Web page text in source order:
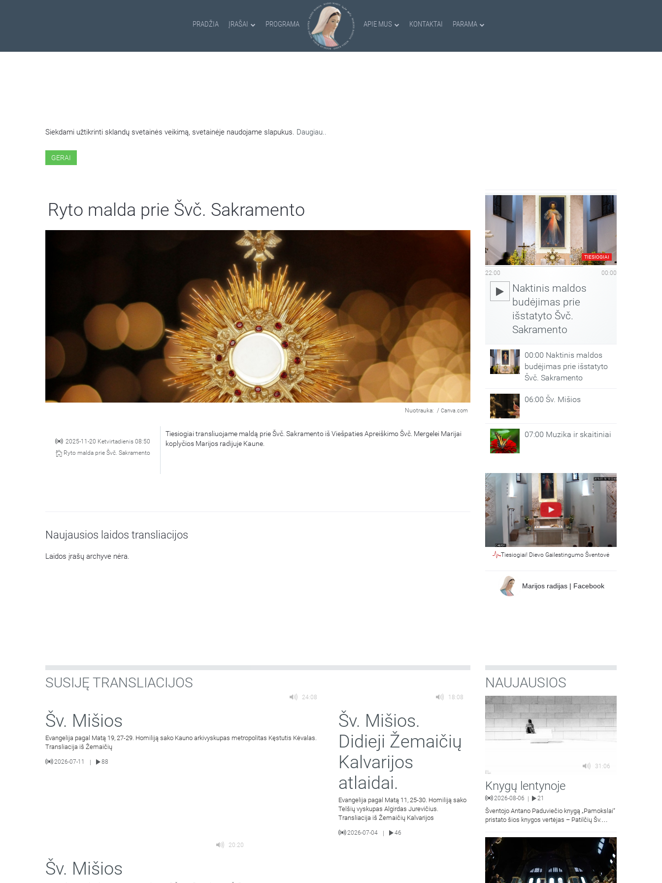
PRADŽIA ĮRAŠAI PROGRAMA APIE MUS KONTAKTAI PARAMA
Siekdami užtikrinti sklandų svetainės veikimą, svetainėje naudojame slapukus. Daugiau..
GERAI
Ryto malda prie Švč. Sakramento
Nuotrauka: / Canva.com
2025-11-20 Ketvirtadienis 08:50
Ryto malda prie Švč. Sakramento
Tiesiogiai transliuojame maldą prie Švč. Sakramento iš Viešpaties Apreiškimo Švč. Mergelei Marijai
koplyčios Marijos radijuje Kaune.
Naujausios laidos transliacijos
Laidos įrašų archyve nėra.
TIESIOGIAI
22:00 00:00
Naktinis maldos
budėjimas prie
išstatyto Švč.
Sakramento
00:00 Naktinis maldos
budėjimas prie išstatyto
Švč. Sakramento
06:00 Šv. Mišios
07:00 Muzika ir skaitiniai
Tiesiogiai! Dievo Gailestingumo Šventovė
Marijos radijas | Facebook
SUSIJĘ TRANSLIACIJOS
24:08
Šv. Mišios
Evangelija pagal Matą 19, 27-29. Homiliją sako Kauno arkivyskupas metropolitas Kęstutis Kėvalas.
Transliacija iš Žemaičių
2026-07-11 | 88
18:08
Šv. Mišios.
Didieji Žemaičių
Kalvarijos
atlaidai.
Evangelija pagal Matą 11, 25-30. Homiliją sako
Telšių vyskupas Algirdas Jurevičius.
Transliacija iš Žemaičių Kalvarijos
2026-07-04 |
46
20:20
Šv. Mišios
NAUJAUSIOS
31:06
Knygų lentynoje
2026-08-06 | 21
Šventojo Antano Paduviečio knygą „Pamokslai“
pristato šios knygos vertėjas – Patilčių Šv.
moralinės teologijos dr. Algirdas Petras